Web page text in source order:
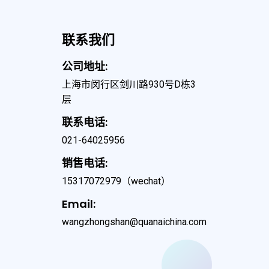
联系我们
公司地址:
上海市闵行区剑川路930号D栋3
层
联系电话:
021-64025956
销售电话:
15317072979 （wechat）
Email:
wangzhongshan@quanaichina.com